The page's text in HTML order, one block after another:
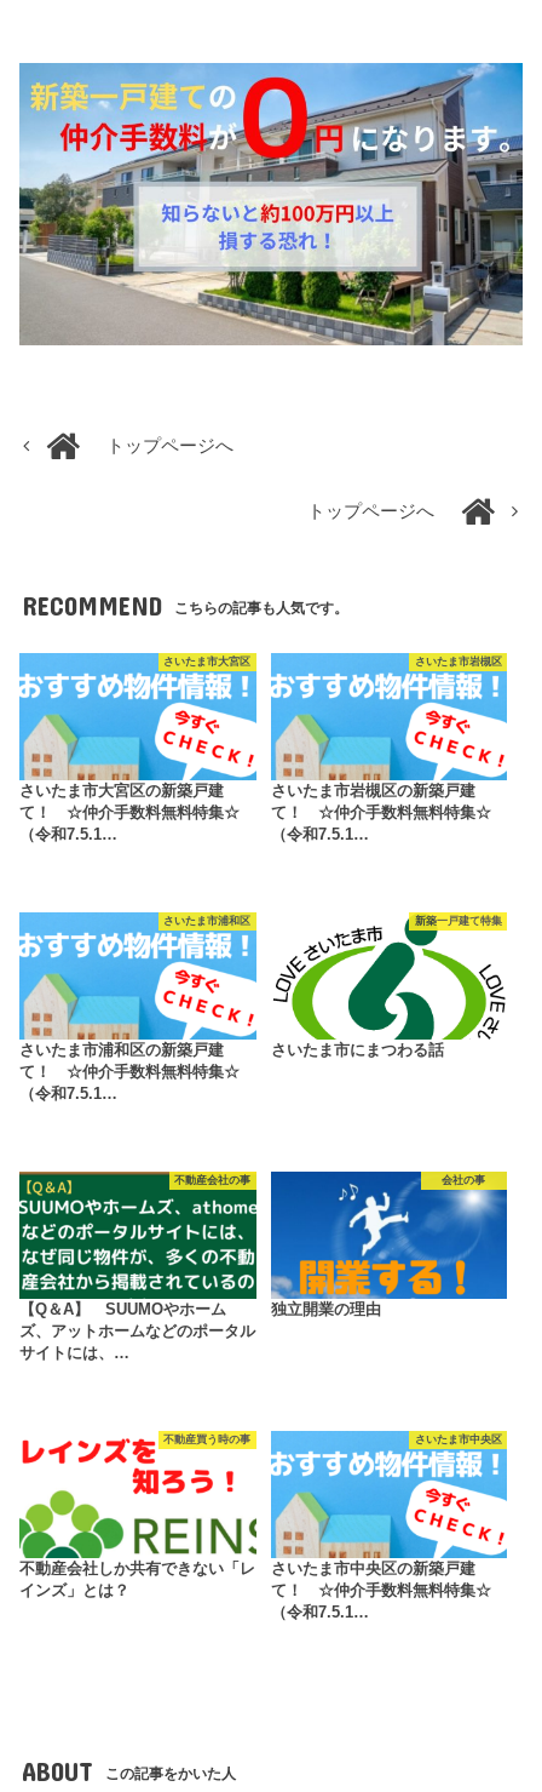
トップページへ
トップページへ
RECOMMEND こちらの記事も人気です。
さいたま市大宮区
さいたま市大宮区の新築戸建
て！ ☆仲介手数料無料特集☆
（令和7.5.1…
さいたま市岩槻区
さいたま市岩槻区の新築戸建
て！ ☆仲介手数料無料特集☆
（令和7.5.1…
さいたま市浦和区
さいたま市浦和区の新築戸建
て！ ☆仲介手数料無料特集☆
（令和7.5.1…
新築一戸建て特集
さいたま市にまつわる話
不動産会社の事
【Q＆A】 SUUMOやホーム
ズ、アットホームなどのポータル
サイトには、…
会社の事
独立開業の理由
不動産買う時の事
不動産会社しか共有できない「レ
インズ」とは？
さいたま市中央区
さいたま市中央区の新築戸建
て！ ☆仲介手数料無料特集☆
（令和7.5.1…
ABOUT この記事をかいた人